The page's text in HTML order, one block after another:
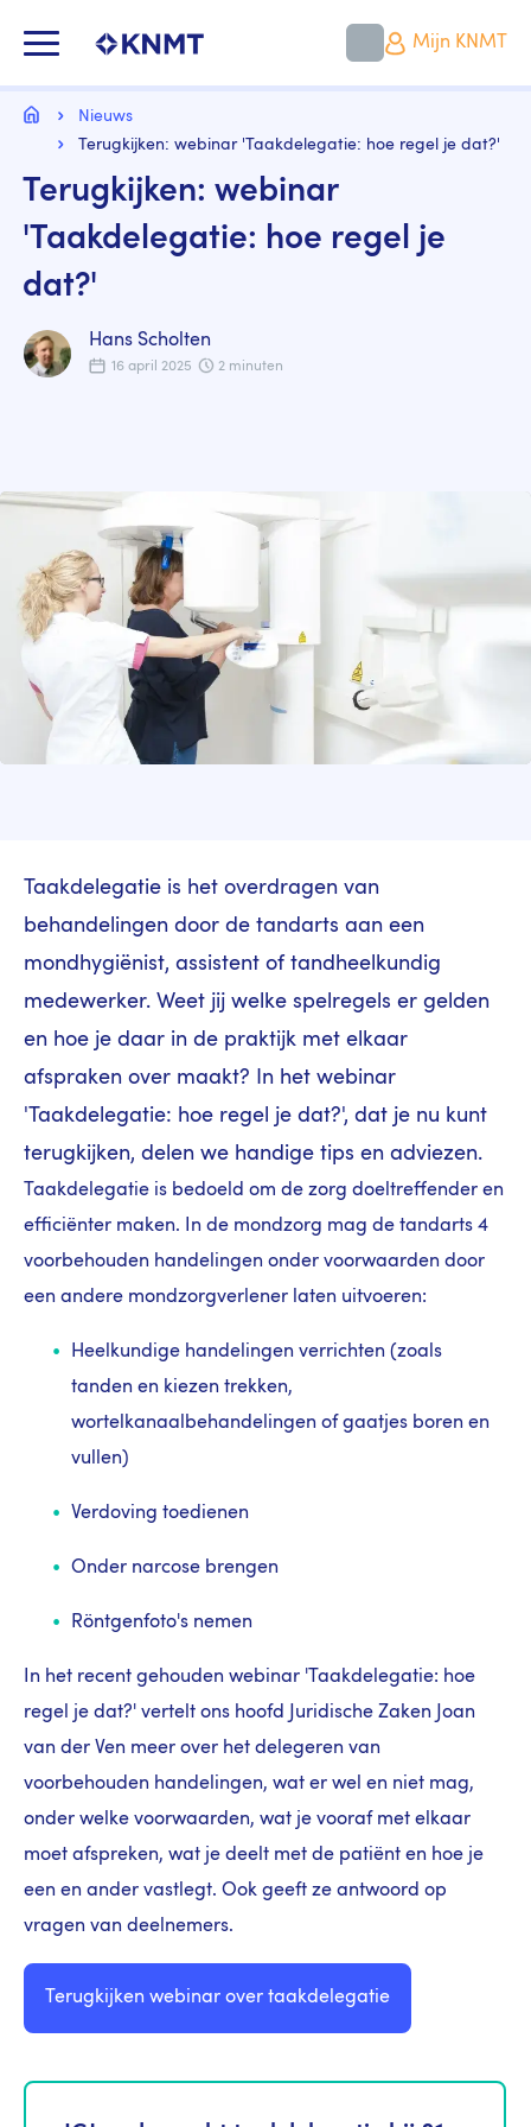
naar
gaan
Mijn KNMT
Kruimelpad
HomeNieuws
Terugkijken: webinar 'Taakdelegatie: hoe regel je dat?'
Terugkijken: webinar
'Taakdelegatie: hoe regel je
dat?'
Hans Scholten
16 april 2025 2 minuten
Image
Taakdelegatie is het overdragen van
behandelingen door de tandarts aan een
mondhygiënist, assistent of tandheelkundig
medewerker. Weet jij welke spelregels er gelden
en hoe je daar in de praktijk met elkaar
afspraken over maakt? In het webinar
'Taakdelegatie: hoe regel je dat?', dat je nu kunt
terugkijken, delen we handige tips en adviezen.
Taakdelegatie is bedoeld om de zorg doeltreffender en
efficiënter maken. In de mondzorg mag de tandarts 4
voorbehouden handelingen onder voorwaarden door
een andere mondzorgverlener laten uitvoeren:
Heelkundige handelingen verrichten (zoals
tanden en kiezen trekken,
wortelkanaalbehandelingen of gaatjes boren en
vullen)
Verdoving toedienen
Onder narcose brengen
Röntgenfoto's nemen
In het recent gehouden webinar 'Taakdelegatie: hoe
regel je dat?' vertelt ons hoofd Juridische Zaken Joan
van der Ven meer over het delegeren van
voorbehouden handelingen, wat er wel en niet mag,
onder welke voorwaarden, wat je vooraf met elkaar
moet afspreken, wat je deelt met de patiënt en hoe je
een en ander vastlegt. Ook geeft ze antwoord op
vragen van deelnemers.
Terugkijken webinar over taakdelegatie